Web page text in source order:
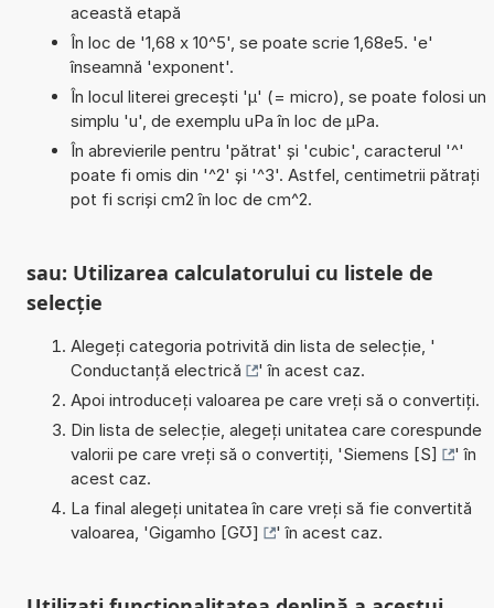
această etapă
În loc de '1,68 x 10^5', se poate scrie 1,68e5. 'e'
înseamnă 'exponent'.
În locul literei grecești 'µ' (= micro), se poate folosi un
simplu 'u', de exemplu uPa în loc de µPa.
În abrevierile pentru 'pătrat' și 'cubic', caracterul '^'
poate fi omis din '^2' și '^3'. Astfel, centimetrii pătrați
pot fi scriși cm2 în loc de cm^2.
sau: Utilizarea calculatorului cu listele de
selecție
Alegeți categoria potrivită din lista de selecție, '
Conductanță electrică
' în acest caz.
Apoi introduceți valoarea pe care vreți să o convertiți.
Din lista de selecție, alegeți unitatea care corespunde
valorii pe care vreți să o convertiți, 'Siemens [S]
' în
acest caz.
La final alegeți unitatea în care vreți să fie convertită
valoarea, 'Gigamho [G℧] ' în acest caz.